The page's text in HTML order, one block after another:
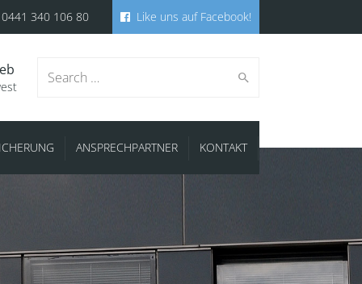
0441 340 106 80 Like uns auf Facebook!
Search
ANSPRECHPARTNER KONTAKT